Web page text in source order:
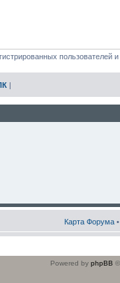
пользователей и
Карта Форума
Powered by phpBB